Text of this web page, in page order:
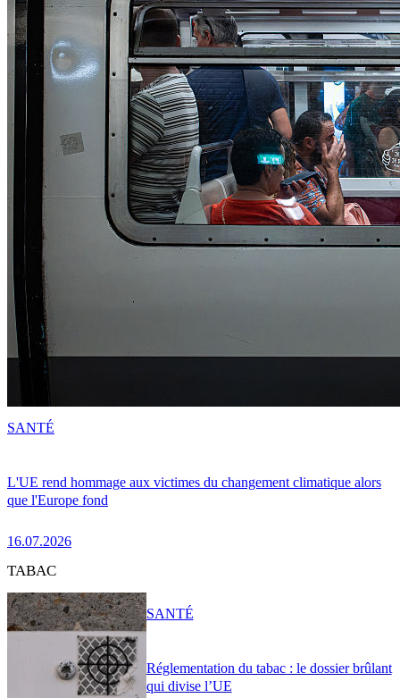
L'UE rend hommage aux victimes du changement climatique alors
que l'Europe fond
16.07.2026
SANTÉ
TABAC
Réglementation du tabac : le dossier brûlant
qui divise l’UE
SANTÉ